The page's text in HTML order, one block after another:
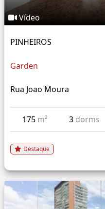
Vídeo
PINHEIROS
Garden
Rua Joao Moura
175 m² 3 dorms
Destaque